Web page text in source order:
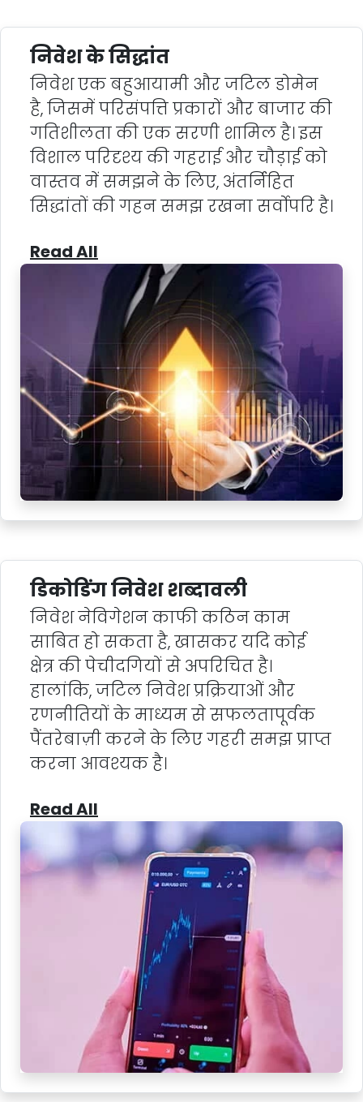
निवेश के सिद्धांत
निवेश एक बहुआयामी और जटिल डोमेन
है, जिसमें परिसंपत्ति प्रकारों और बाजार की
गतिशीलता की एक सरणी शामिल है। इस
विशाल परिदृश्य की गहराई और चौड़ाई को
वास्तव में समझने के लिए, अंतर्निहित
सिद्धांतों की गहन समझ रखना सर्वोपरि है।
Read All
डिकोडिंग निवेश शब्दावली
निवेश नेविगेशन काफी कठिन काम
साबित हो सकता है, खासकर यदि कोई
क्षेत्र की पेचीदगियों से अपरिचित है।
हालांकि, जटिल निवेश प्रक्रियाओं और
रणनीतियों के माध्यम से सफलतापूर्वक
पैंतरेबाज़ी करने के लिए गहरी समझ प्राप्त
करना आवश्यक है।
Read All